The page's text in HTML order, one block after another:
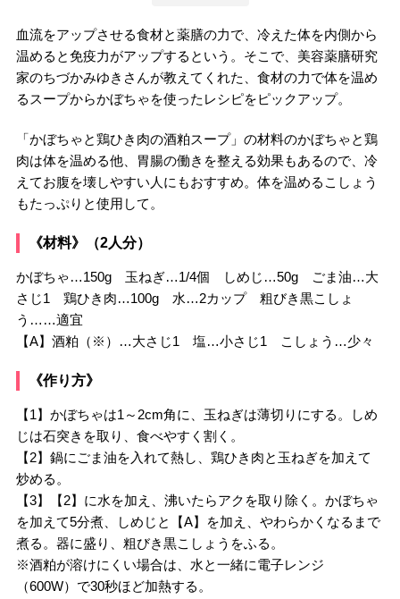
血流をアップさせる食材と薬膳の力で、冷えた体を内側から
温めると免疫力がアップするという。そこで、美容薬膳研究
家のちづかみゆきさんが教えてくれた、食材の力で体を温め
るスープからかぼちゃを使ったレシピをピックアップ。
「かぼちゃと鶏ひき肉の酒粕スープ」の材料のかぼちゃと鶏
肉は体を温める他、胃腸の働きを整える効果もあるので、冷
えてお腹を壊しやすい人にもおすすめ。体を温めるこしょう
もたっぷりと使用して。
《材料》（2人分）
かぼちゃ…150g 玉ねぎ…1/4個 しめじ…50g ごま油…大
さじ1 鶏ひき肉…100g 水…2カップ 粗びき黒こしょ
う……適宜
【A】酒粕（※）…大さじ1 塩…小さじ1 こしょう…少々
《作り方》
【1】かぼちゃは1～2cm角に、玉ねぎは薄切りにする。しめ
じは石突きを取り、食べやすく割く。
【2】鍋にごま油を入れて熱し、鶏ひき肉と玉ねぎを加えて
炒める。
【3】【2】に水を加え、沸いたらアクを取り除く。かぼちゃ
を加えて5分煮、しめじと【A】を加え、やわらかくなるまで
煮る。器に盛り、粗びき黒こしょうをふる。
※酒粕が溶けにくい場合は、水と一緒に電子レンジ
（600W）で30秒ほど加熱する。